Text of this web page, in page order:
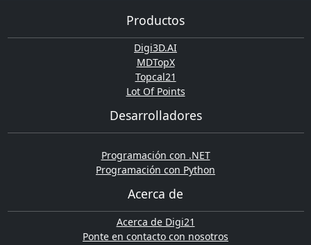
Productos
Digi3D.AI
MDTopX
Topcal21
Lot Of Points
Desarrolladores
Programación con .NET
Programación con Python
Acerca de
Acerca de Digi21
Ponte en contacto con nosotros